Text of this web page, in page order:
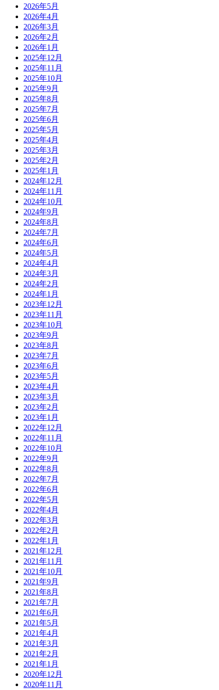
2026年5月
2026年4月
2026年3月
2026年2月
2026年1月
2025年12月
2025年11月
2025年10月
2025年9月
2025年8月
2025年7月
2025年6月
2025年5月
2025年4月
2025年3月
2025年2月
2025年1月
2024年12月
2024年11月
2024年10月
2024年9月
2024年8月
2024年7月
2024年6月
2024年5月
2024年4月
2024年3月
2024年2月
2024年1月
2023年12月
2023年11月
2023年10月
2023年9月
2023年8月
2023年7月
2023年6月
2023年5月
2023年4月
2023年3月
2023年2月
2023年1月
2022年12月
2022年11月
2022年10月
2022年9月
2022年8月
2022年7月
2022年6月
2022年5月
2022年4月
2022年3月
2022年2月
2022年1月
2021年12月
2021年11月
2021年10月
2021年9月
2021年8月
2021年7月
2021年6月
2021年5月
2021年4月
2021年3月
2021年2月
2021年1月
2020年12月
2020年11月